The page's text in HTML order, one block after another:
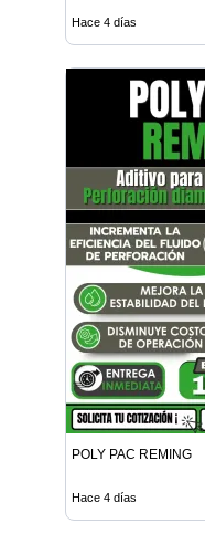
Hace 4 días
POLY PAC REMING
Hace 4 días